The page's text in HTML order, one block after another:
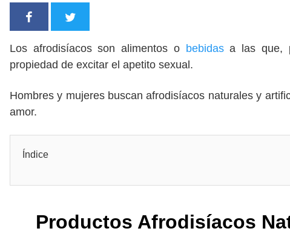
Los afrodisíacos son alimentos o bebidasa las que,
propiedad de excitar el apetito sexual.
Hombres y mujeres buscan afrodisíacos naturales y
amor.
Índice
Productos Afrodisíacos